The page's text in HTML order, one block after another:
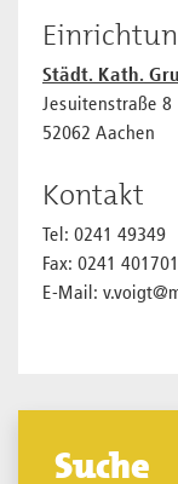
Städt. Kath.
Jesuitenstraße 8
52062 Aachen
Kontakt
Tel: 0241 49349
Fax: 0241
E-Mail:
Suche